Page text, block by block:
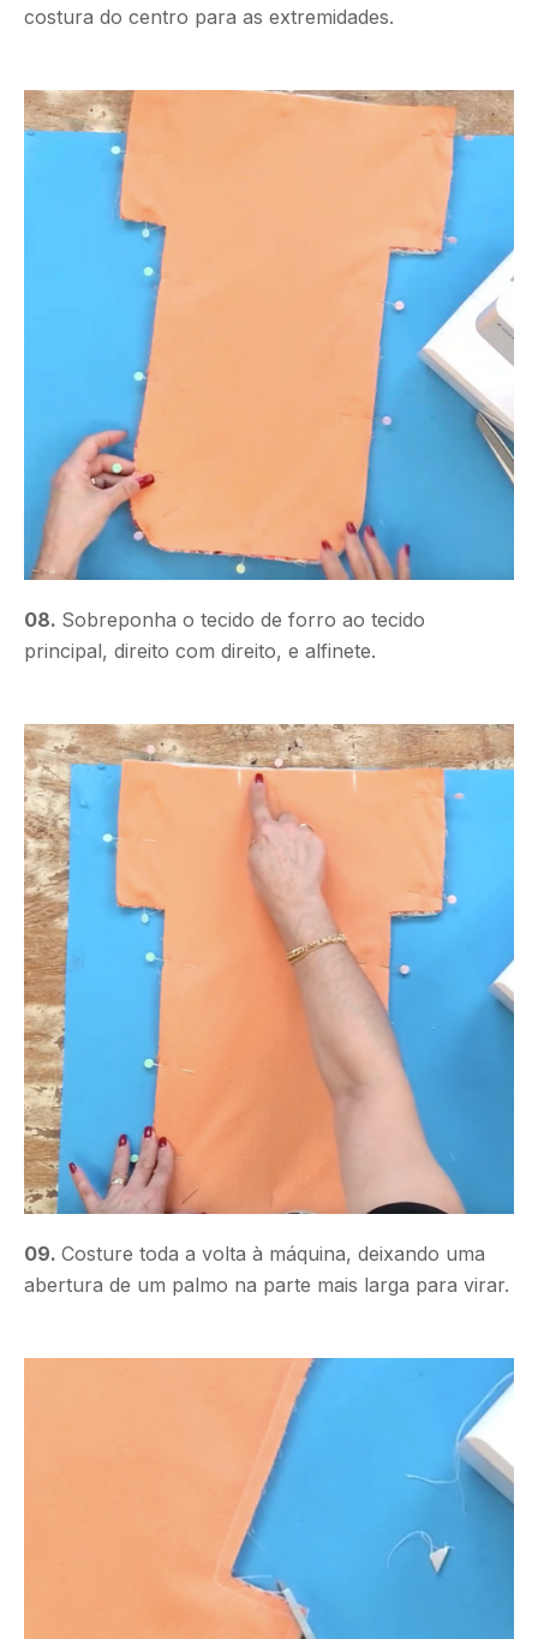
costura do centro para as extremidades.
08. Sobreponha o tecido de forro ao tecido
principal, direito com direito, e alfinete.
09. Costure toda a volta à máquina, deixando uma
abertura de um palmo na parte mais larga para virar.